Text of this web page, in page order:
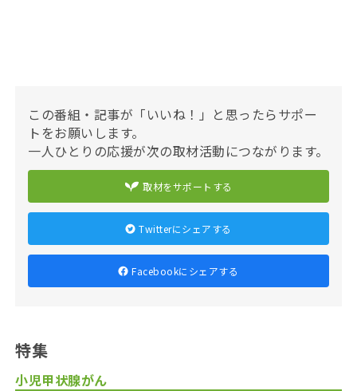
この番組・記事が「いいね！」と思ったらサポー
トをお願いします。
一人ひとりの応援が次の取材活動につながります。
取材をサポートする
Twitterにシェアする
Facebookにシェアする
特集
小児甲状腺がん